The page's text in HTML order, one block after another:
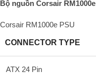
Bộ nguồn Corsair RM1000e
Corsair RM1000e PSU
CONNECTOR TYPE
ATX 24 Pin